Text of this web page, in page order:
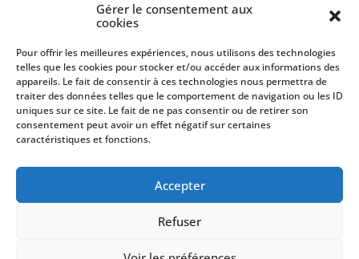
Gérer le consentement aux
cookies
Pour offrir les meilleures expériences, nous utilisons des technologies
telles que les cookies pour stocker et/ou accéder aux informations des
appareils. Le fait de consentir à ces technologies nous permettra de
traiter des données telles que le comportement de navigation ou les ID
uniques sur ce site. Le fait de ne pas consentir ou de retirer son
consentement peut avoir un effet négatif sur certaines
caractéristiques et fonctions.
Accepter
Refuser
Vidéothèque
Presse
Billetterie
Recrutement
Mentions légales
Politique de confidentialité
SUIVEZ-NOUS